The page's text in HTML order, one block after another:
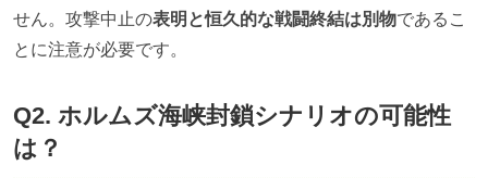
せん。攻撃中止の表明と恒久的な戦闘終結は別物であるこ
とに注意が必要です。
Q2. ホルムズ海峡封鎖シナリオの可能性
は？